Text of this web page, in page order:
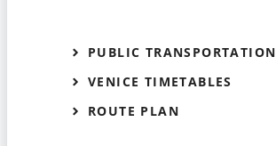
PUBLIC TRANSPORTATION
VENICE TIMETABLES
ROUTE PLAN